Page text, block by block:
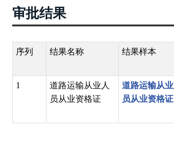
审批结果
序列 结果名称 结果样本
1
道路运输从业人
员从业资格证
道路运输从
员从业资格证